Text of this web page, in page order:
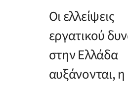
Οι ελλείψεις
εργατικού
στην Ελλάδα
αυξάνονται,